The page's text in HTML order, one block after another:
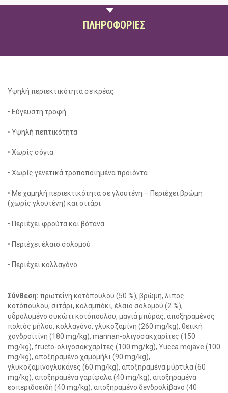
ΠΛΗΡΟΦΟΡΙΕΣ
Υψηλή περιεκτικότητα σε κρέας
• Εύγευστη τροφή
• Υψηλή πεπτικότητα
• Χωρίς σόγια
• Χωρίς γενετικά τροποποιημένα προϊόντα
• Με χαμηλή περιεκτικότητα σε γλουτένη – Περιέχει βρώμη
(χωρίς γλουτένη) και σιτάρι
• Περιέχει φρούτα και βότανα
• Περιέχει έλαιο σολομού
• Περιέχει κολλαγόνο
Σύνθεση: πρωτεΐνη κοτόπουλου (50 %), βρώμη, λίπος
κοτόπουλου, σιτάρι, καλαμπόκι, έλαιο σολομού (2 %),
υδρολυμένο συκώτι κοτόπουλου, μαγιά μπύρας, αποξηραμένος
πολτός μήλου, κολλαγόνο, γλυκοζαμίνη (260 mg/kg), θειική
χονδροϊτίνη (180 mg/kg), mannan-ολιγοσακχαρίτες (150
mg/kg), fructo-ολιγοσακχαρίτες (100 mg/kg), Yucca mojave (100
mg/kg), αποξηραμένο χαμομήλι (90 mg/kg),
γλυκοζαμινογλυκάνες (60 mg/kg), αποξηραμένα μύρτιλα (60
mg/kg), αποξηραμένα γαρίφαλα (40 mg/kg), αποξηραμένα
εσπεριδοειδή (40 mg/kg), αποξηραμένο δενδρολίβανο (40